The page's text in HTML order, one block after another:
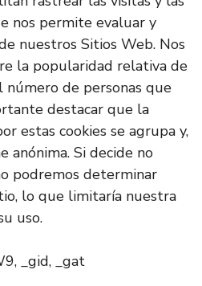
nos permite evaluar y
nuestros Sitios Web. Nos
la popularidad relativa de
número de personas que
destacar que la
estas cookies se agrupa y,
anónima. Si decide no
podremos determinar
lo que limitaría nuestra
uso.
_gid, _gat